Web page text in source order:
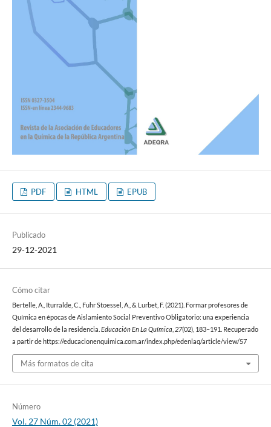
PDF HTML EPUB
Publicado
29-12-2021
Cómo citar
Bertelle, A., Iturralde, C., Fuhr Stoessel, A., & Lurbet, F. (2021). Formar profesores de
Química en épocas de Aislamiento Social Preventivo Obligatorio: una experiencia
del desarrollo de la residencia.Educación En La Química,27(02), 183–191. Recuperado
a partir de https://educacionenquimica.com.ar/index.php/edenlaq/article/view/57
Más formatos de cita
Número
Vol. 27 Núm. 02 (2021)